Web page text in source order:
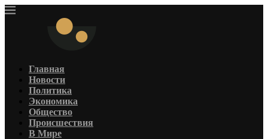
Главная
Новости
Политика
Экономика
Общество
Происшествия
В Мире